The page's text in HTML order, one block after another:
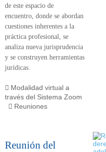
de este espacio de
encuentro, donde se abordan
cuestiones inherentes a la
práctica profesional, se
analiza nueva jurisprudencia
y se construyen herramientas
jurídicas.
Modalidad virtual a
través del Sistema Zoom
Reuniones
Reunión del